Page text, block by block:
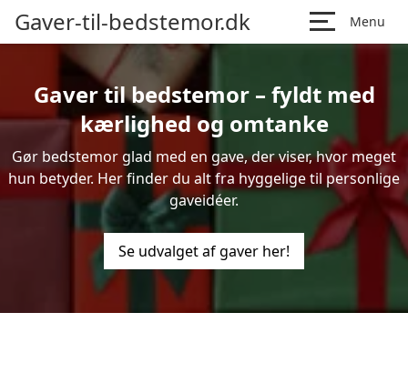
Gaver-til-bedstemor.dk Menu
Gaver til bedstemor – fyldt med
kærlighed og omtanke
Gør bedstemor glad med en gave, der viser, hvor meget
hun betyder. Her finder du alt fra hyggelige til personlige
gaveidéer.
Se udvalget af gaver her!